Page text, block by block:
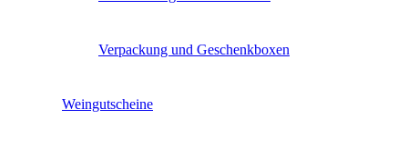
Verpackung und Geschenkboxen
Weingutscheine